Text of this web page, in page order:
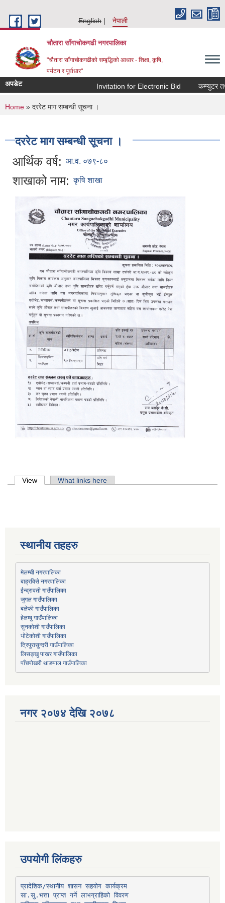
English
नेपाली
चौतारा साँगाचोकगढी नगरपालिका
"चौतारा साँगाचोकगढीको सम्बृद्धिको आधार - शिक्षा, कृषि,
पर्यटन र पूर्वाधार"
अपडेट Invitation for Electronic Bid कम्प्युटर तथा
You are here
Home » दररेट माग सम्बन्धी सूचना ।
दररेट माग सम्बन्धी सूचना ।
आर्थिक वर्ष: आ.व. ०७९-८०
शाखाको नाम: कृषि शाखा
Primary tabs
View (active tab)What links here
स्थानीय तहहरु
मेलम्ची नगरपालिका
बाह्रविसे नगरपालिका
ईन्द्रावती गाउँपालिका
जुगल गाउँपालिका
बलेफी गाउँपालिका
हेलम्बु गाउँपालिका
सुनकोशी गाउँपालिका
भोटेकोशी गाउँपालिका
त्रिपुरासुन्दरी गाउँपालिका
लिसङ्खु पाखर गाउँपालिका
पाँचपोखरी थाङपाल गाउँपालिका
नगर २०७४ देखि २०७८
उपयोगी लिंकहरु
प्रादेशिक/स्थानीय शासन सहयोग कार्यक्रम
सा.सु.भत्ता प्राप्त गर्ने लाभग्राहिको विवरण